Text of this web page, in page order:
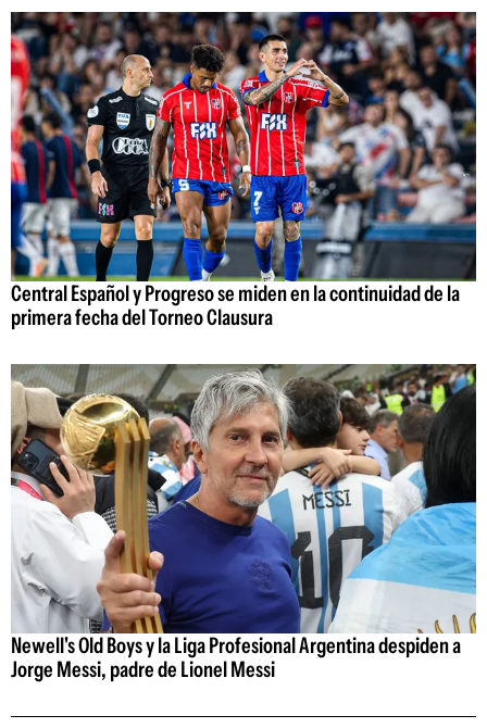
Central Español y Progreso se miden en la continuidad de la
primera fecha del Torneo Clausura
Newell's Old Boys y la Liga Profesional Argentina despiden a
Jorge Messi, padre de Lionel Messi